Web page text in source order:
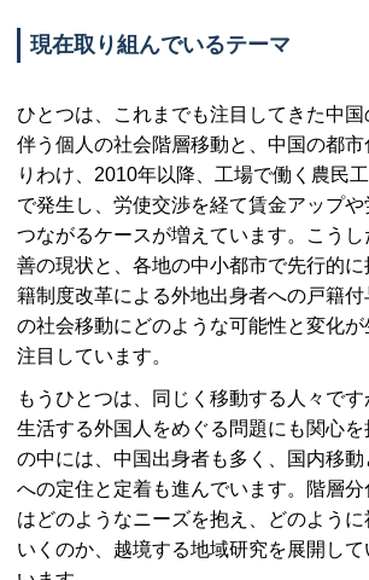
現在取り組んでいるテーマ
ひとつは、これまでも注目してきた中
伴う個人の社会階層移動と、中国の都市
りわけ、2010年以降、工場で働く農民
で発生し、労使交渉を経て賃金アップ
つながるケースが増えています。こう
善の現状と、各地の中小都市で先行的
籍制度改革による外地出身者への戸籍
の社会移動にどのような可能性と変化
注目しています。
もうひとつは、同じく移動する人々です
生活する外国人をめぐる問題にも関心
の中には、中国出身者も多く、国内移
への定住と定着も進んでいます。階層
はどのようなニーズを抱え、どのよう
いくのか、越境する地域研究を展開し